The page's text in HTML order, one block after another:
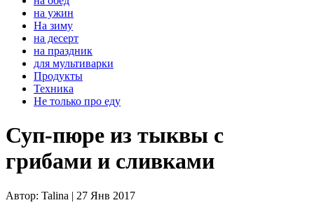
на ужин
На зиму
на десерт
на праздник
для мультиварки
Продукты
Техника
Не только про еду
Суп-пюре из тыквы с
грибами и сливками
Автор: Talina | 27 Янв 2017